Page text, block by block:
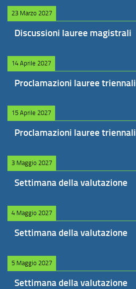
23 Marzo 2027
Discussioni lauree magistrali
14 Aprile 2027
Proclamazioni lauree triennali
15 Aprile 2027
Proclamazioni lauree triennali
3 Maggio 2027
Settimana della valutazione
4 Maggio 2027
Settimana della valutazione
5 Maggio 2027
Settimana della valutazione